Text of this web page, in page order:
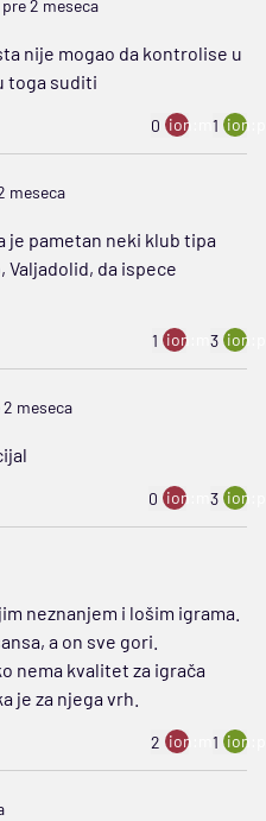
pre 2 meseca
nije mogao da kontrolise u
toga suditi
0 ion:minus
1
meseca
je pametan neki klub tipa
Valjadolid, da ispece
1 ion:minus
3
2 meseca
0 ion:minus
3
neznanjem i lošim igrama.
a on sve gori.
nema kvalitet za igrača
je za njega vrh.
2 ion:minus
1